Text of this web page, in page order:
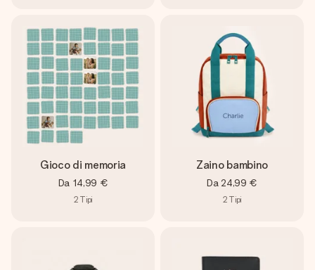
Gioco di memoria
Da 14,99 €
2 Tipi
Zaino bambino
Da 24,99 €
2 Tipi